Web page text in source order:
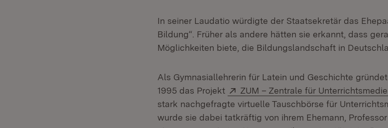
In seiner Laudatio würdigte der Staatsekretär das
Bildung“. Früher als andere hätten sie erkannt, dass
Möglichkeiten biete, die Bildungslandschaft in
Als Gymnasiallehrerin für Latein und Geschichte
1995 das Projekt
Extern:
ZUM – Zentrale für
stark nachgefragte virtuelle Tauschbörse für
wurde sie dabei tatkräftig von ihrem Ehemann,